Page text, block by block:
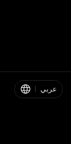
| عربي